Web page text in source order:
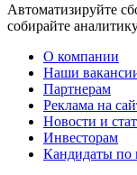
Автоматизируйте
собирайте
О компании
Наши
Партнерам
Реклама на
Новости и
Инвесторам
Кандидаты по